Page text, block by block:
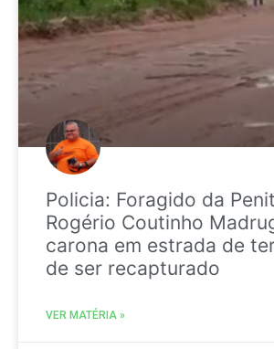
Policia: Foragido da
Rogério Coutinho
carona em estrada de
de ser recapturado
VER MATÉRIA »